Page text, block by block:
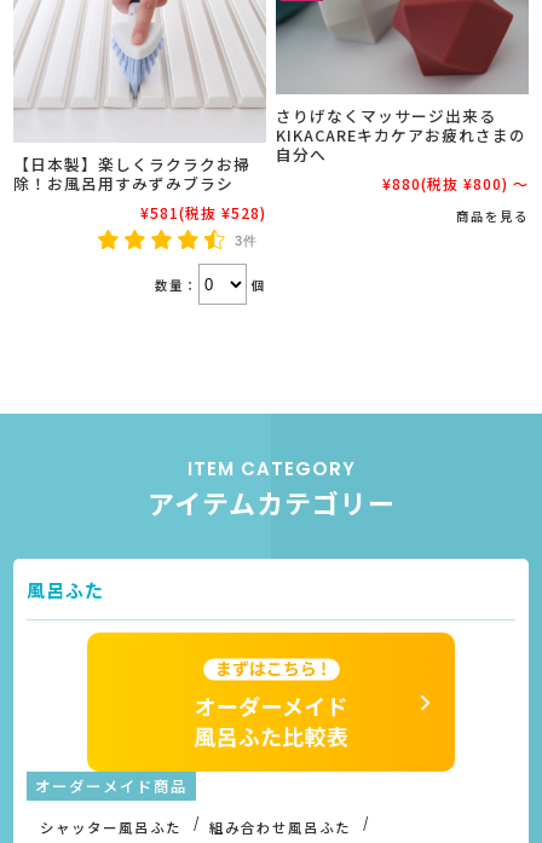
【日本製】楽しくラクラクお掃
除！お風呂用すみずみブラシ
¥581(税抜 ¥528)
3件
数量： 個
さりげなくマッサージ出来る
KIKACAREキカケアお疲れさまの
自分へ
¥880(税抜 ¥800) ～
商品を見る
ITEM CATEGORY
アイテムカテゴリー
風呂ふた
オーダーメイド商品
シャッター風呂ふた
組み合わせ風呂ふた